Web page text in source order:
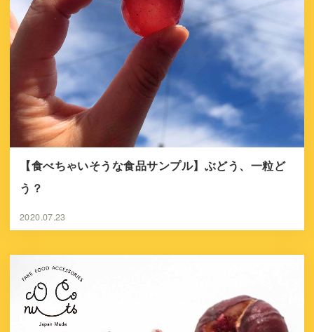
【食べちゃいそうな食品サンプル】ぶどう、一粒ど
う？
2020.07.23